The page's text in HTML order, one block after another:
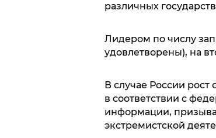
различных
Лидером по числу
удовлетворены), на
В случае России
в соответствии с
информации,
экстремистской